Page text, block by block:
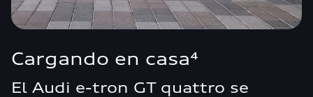
Cargando en casa⁴
El Audi e-tron GT quattro se